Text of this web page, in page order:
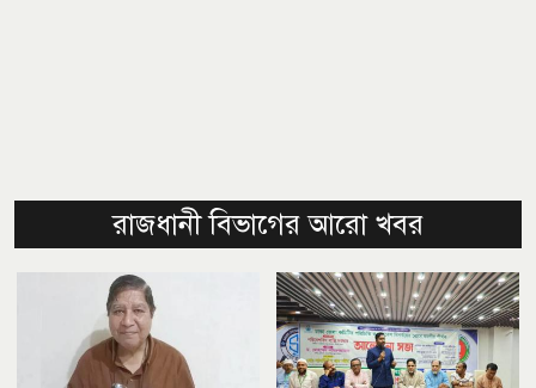
রাজধানী বিভাগের আরো খবর